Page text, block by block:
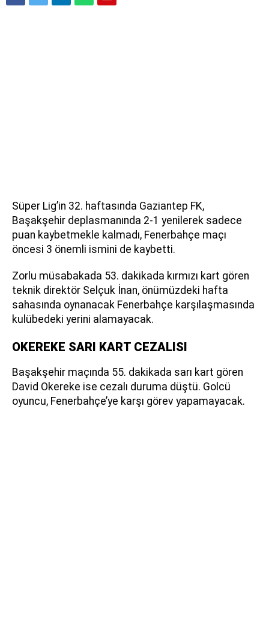
Süper Lig’in 32. haftasında Gaziantep FK,
Başakşehir deplasmanında 2-1 yenilerek sadece
puan kaybetmekle kalmadı, Fenerbahçe maçı
öncesi 3 önemli ismini de kaybetti.
Zorlu müsabakada 53. dakikada kırmızı kart gören
teknik direktör Selçuk İnan, önümüzdeki hafta
sahasında oynanacak Fenerbahçe karşılaşmasında
kulübedeki yerini alamayacak.
OKEREKE SARI KART CEZALISI
Başakşehir maçında 55. dakikada sarı kart gören
David Okereke ise cezalı duruma düştü. Golcü
oyuncu, Fenerbahçe’ye karşı görev yapamayacak.